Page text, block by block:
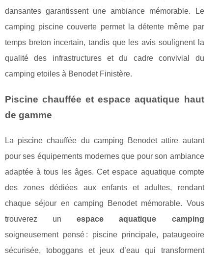
dansantes garantissent une ambiance mémorable. Le
camping piscine couverte permet la détente même par
temps breton incertain, tandis que les avis soulignent la
qualité des infrastructures et du cadre convivial du
camping etoiles à Benodet Finistère.
Piscine chauffée et espace aquatique haut
de gamme
La piscine chauffée du camping Benodet attire autant
pour ses équipements modernes que pour son ambiance
adaptée à tous les âges. Cet espace aquatique compte
des zones dédiées aux enfants et adultes, rendant
chaque séjour en camping Benodet mémorable. Vous
trouverez unespace aquatique camping
soigneusement pensé : piscine principale, pataugeoire
sécurisée, toboggans et jeux d’eau qui transforment